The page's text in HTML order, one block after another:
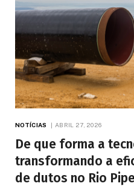
NOTÍCIAS ABRIL 27, 2026
De que forma a
transformando a
de dutos no Rio